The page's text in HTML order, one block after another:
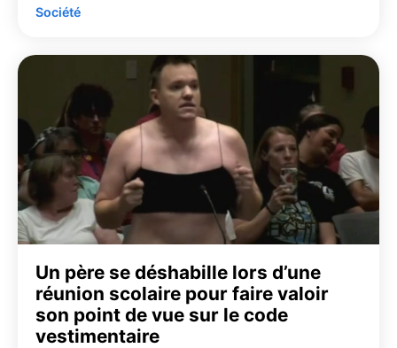
Société
Un père se déshabille lors d’une
réunion scolaire pour faire valoir
son point de vue sur le code
vestimentaire